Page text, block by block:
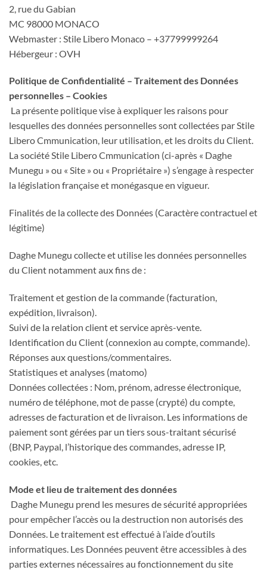
2, rue du Gabian
MC 98000 MONACO
Webmaster : Stile Libero Monaco – +37799999264
Hébergeur : OVH
Politique de Confidentialité – Traitement des Données
personnelles – Cookies
La présente politique vise à expliquer les raisons pour
lesquelles des données personnelles sont collectées par Stile
Libero Cmmunication, leur utilisation, et les droits du Client.
La société Stile Libero Cmmunication (ci-après « Daghe
Munegu » ou « Site » ou « Propriétaire ») s’engage à respecter
la législation française et monégasque en vigueur.
Finalités de la collecte des Données (Caractère contractuel et
légitime)
Daghe Munegu collecte et utilise les données personnelles
du Client notamment aux fins de :
Traitement et gestion de la commande (facturation,
expédition, livraison).
Suivi de la relation client et service après-vente.
Identification du Client (connexion au compte, commande).
Réponses aux questions/commentaires.
Statistiques et analyses (matomo)
Données collectées : Nom, prénom, adresse électronique,
numéro de téléphone, mot de passe (crypté) du compte,
adresses de facturation et de livraison. Les informations de
paiement sont gérées par un tiers sous-traitant sécurisé
(BNP, Paypal, l’historique des commandes, adresse IP,
cookies, etc.
Mode et lieu de traitement des données
Daghe Munegu prend les mesures de sécurité appropriées
pour empêcher l’accès ou la destruction non autorisés des
Données. Le traitement est effectué à l’aide d’outils
informatiques. Les Données peuvent être accessibles à des
parties externes nécessaires au fonctionnement du site